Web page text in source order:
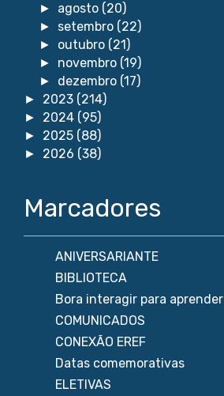
► agosto (20)
► setembro (22)
► outubro (21)
► novembro (19)
► dezembro (17)
► 2023 (214)
► 2024 (95)
► 2025 (88)
► 2026 (38)
Marcadores
ANIVERSARIANTE
BIBLIOTECA
Bora interagir para aprender
COMUNICADOS
CONEXÃO EREF
Datas comemorativas
ELETIVAS